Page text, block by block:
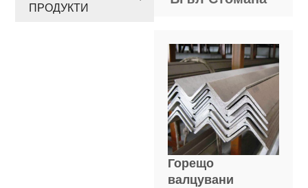
Горещо
валцувани
ПРОДУКТИ